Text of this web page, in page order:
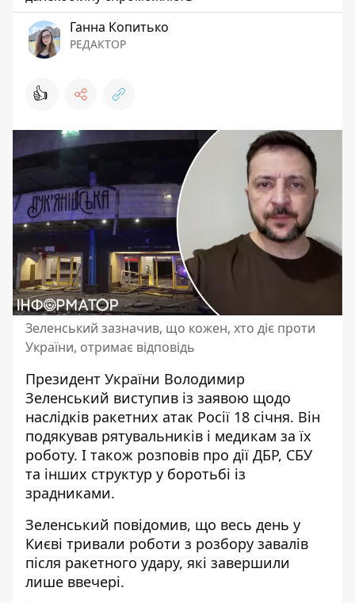
Ганна Копитько
РЕДАКТОР
👍
Зеленський зазначив, що кожен, хто діє проти
України, отримає відповідь
Президент України Володимир
Зеленський виступив із заявою щодо
наслідків ракетних атак Росії 18 січня. Він
подякував рятувальників і медикам за їх
роботу. І також розповів про дії ДБР, СБУ
та інших структур у боротьбі із
зрадниками.
Зеленський повідомив, що весь день у
Києві тривали роботи з розбору завалів
після ракетного удару, які завершили
лише ввечері.